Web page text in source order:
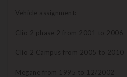
Vehicle assignment:
Clio 2 phase 2 from 2001 to 2006
Clio 2 Campus from 2005 to 2010
Megane from 1995 to 12/2002